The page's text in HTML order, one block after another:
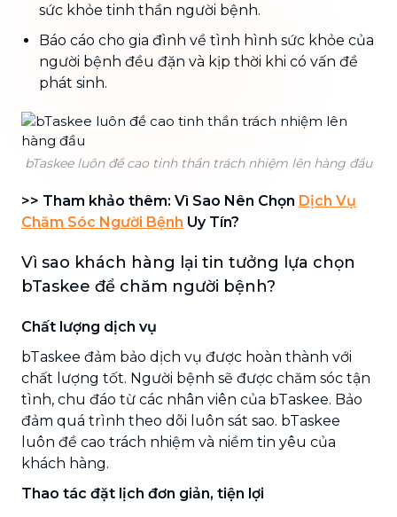
sức khỏe tinh thần người bệnh.
Báo cáo cho gia đình về tình hình sức khỏe của
người bệnh đều đặn và kịp thời khi có vấn đề
phát sinh.
bTaskee luôn đề cao tinh thần trách nhiệm lên hàng đầu
>> Tham khảo thêm: Vì Sao Nên Chọn Dịch Vụ
Chăm Sóc Người Bệnh Uy Tín?
Vì sao khách hàng lại tin tưởng lựa chọn
bTaskee để chăm người bệnh?
Chất lượng dịch vụ
bTaskee đảm bảo dịch vụ được hoàn thành với
chất lượng tốt. Người bệnh sẽ được chăm sóc tận
tình, chu đáo từ các nhân viên của bTaskee. Bảo
đảm quá trình theo dõi luôn sát sao. bTaskee
luôn đề cao trách nhiệm và niềm tin yêu của
khách hàng.
Thao tác đặt lịch đơn giản, tiện lợi